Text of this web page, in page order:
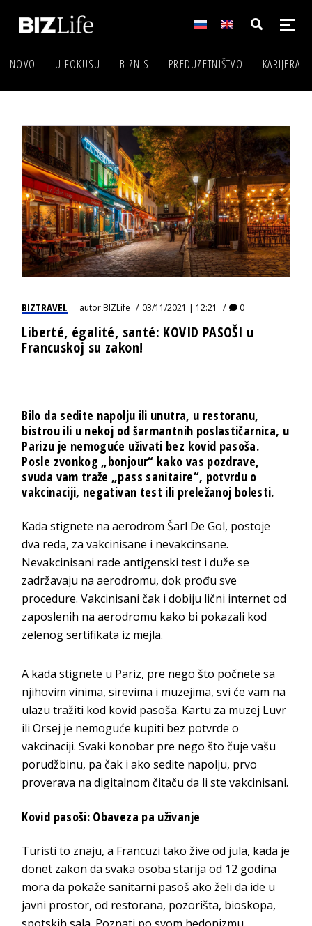
NOVO U FOKUSU BIZNIS PREDUZETNIŠTVO KARIJERA
BIZTRAVEL autorBIZLife 03/11/2021 | 12:21 0
Liberté, égalité, santé: KOVID PASOŠI u
Francuskoj su zakon!
Bilo da sedite napolju ili unutra, u restoranu,
bistrou ili u nekoj od šarmantnih poslastičarnica, u
Parizu je nemoguće uživati bez kovid pasoša.
Posle zvonkog „bonjour“ kako vas pozdrave,
svuda vam traže „pass sanitaire“, potvrdu o
vakcinaciji, negativan test ili preležanoj bolesti.
Kada stignete na aerodrom Šarl De Gol, postoje
dva reda, za vakcinisane i nevakcinsane.
Nevakcinisani rade antigenski test i duže se
zadržavaju na aerodromu, dok prođu sve
procedure. Vakcinisani čak i dobiju lični internet od
zaposlenih na aerodromu kako bi pokazali kod
zelenog sertifikata iz mejla.
A kada stignete u Pariz, pre nego što počnete sa
njihovim vinima, sirevima i muzejima, svi će vam na
ulazu tražiti kod kovid pasoša. Kartu za muzej Luvr
ili Orsej je nemoguće kupiti bez potvrde o
vakcinaciji. Svaki konobar pre nego što čuje vašu
porudžbinu, pa čak i ako sedite napolju, prvo
proverava na digitalnom čitaču da li ste vakcinisani.
Kovid pasoši: Obaveza pa uživanje
Turisti to znaju, a Francuzi tako žive od jula, kada je
donet zakon da svaka osoba starija od 12 godina
mora da pokaže sanitarni pasoš ako želi da ide u
javni prostor, od restorana, pozorišta, bioskopa,